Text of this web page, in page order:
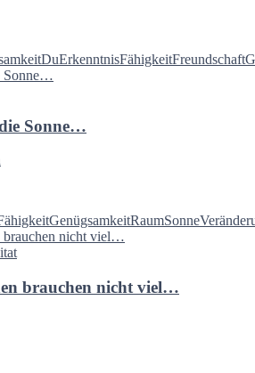
DuErkenntnisFähigkeitFreundschaft
Sonne…
GenügsamkeitRaumSonne
brauchen nicht viel…